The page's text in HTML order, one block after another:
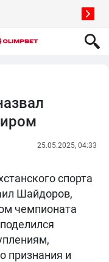
25.05.2025, 04:33
спорта
Шайдоров,
чемпионата
признания и